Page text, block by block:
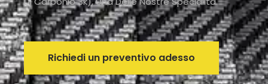
Richiedi un preventivo adesso